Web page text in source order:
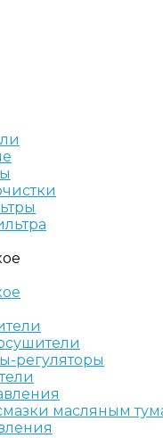
регуляторы
масляным